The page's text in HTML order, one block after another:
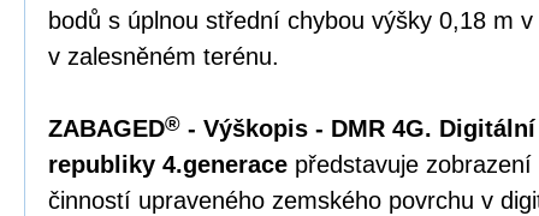
bodů s úplnou střední chybou výšky 0,18 m
v zalesněném terénu.
ZABAGED® - Výškopis - DMR 4G.
republiky 4.generace představuje
činností upraveného zemského povrchu v